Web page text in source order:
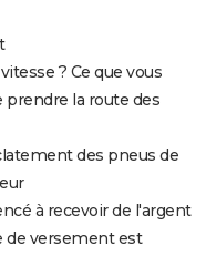
? Ce que vous
prendre la route des
des pneus de
à recevoir de l'argent
de versement est